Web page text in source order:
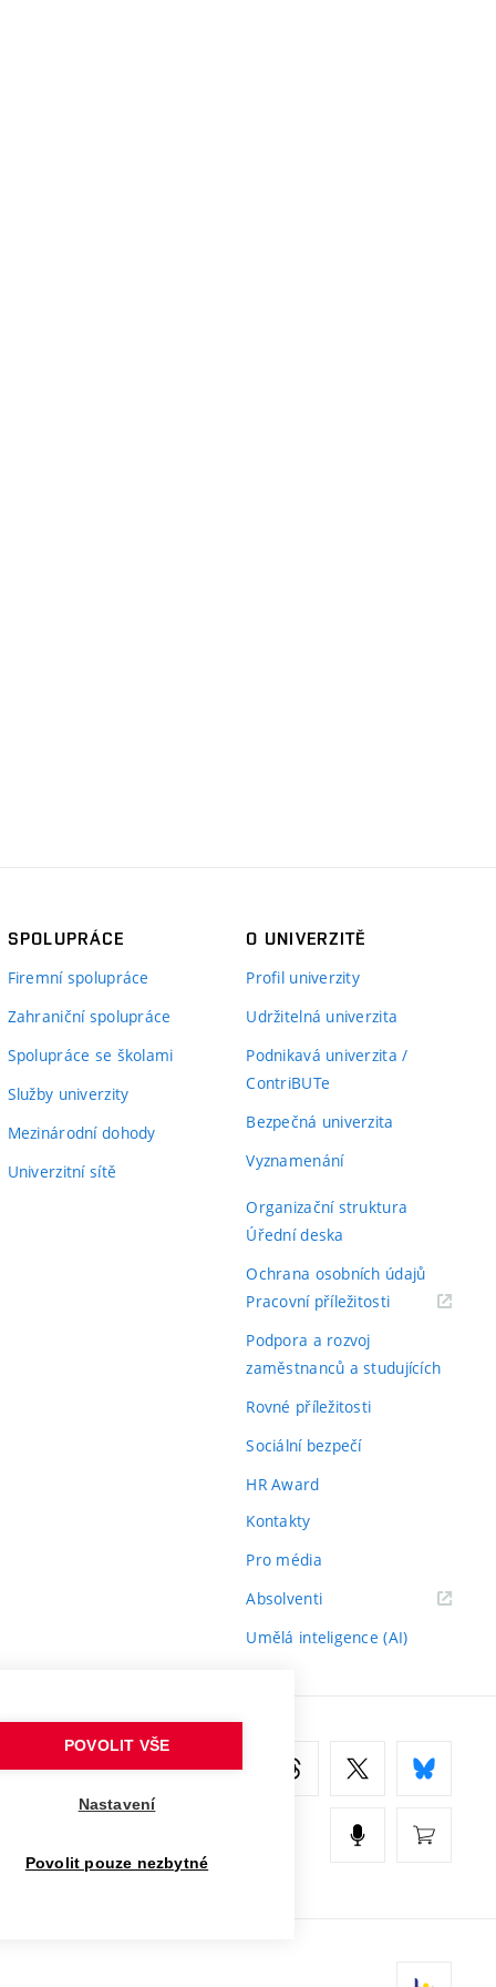
SPOLUPRÁCE
Firemní spolupráce
Zahraniční spolupráce
Spolupráce se školami
Služby univerzity
Mezinárodní dohody
Univerzitní sítě
O UNIVERZITĚ
Profil univerzity
Udržitelná univerzita
Podnikavá univerzita /
ContriBUTe
Bezpečná univerzita
Vyznamenání
Organizační struktura
Úřední deska
Ochrana osobních údajů
Pracovní příležitosti(externí
Podpora a rozvoj
zaměstnanců a studujících
Rovné příležitosti
Sociální bezpečí
HR Award
Kontakty
Pro média
Absolventi(externí
Umělá inteligence (AI)
POVOLIT VŠE
Nastavení
Povolit pouze nezbytné